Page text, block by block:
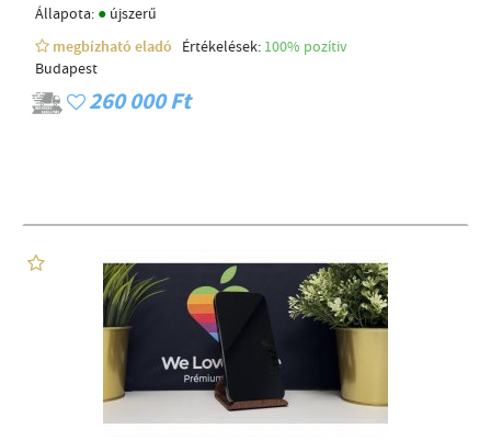
Állapota: ● újszerű
megbízható eladó
Értékelések: 100% pozítiv
Budapest
260 000 Ft